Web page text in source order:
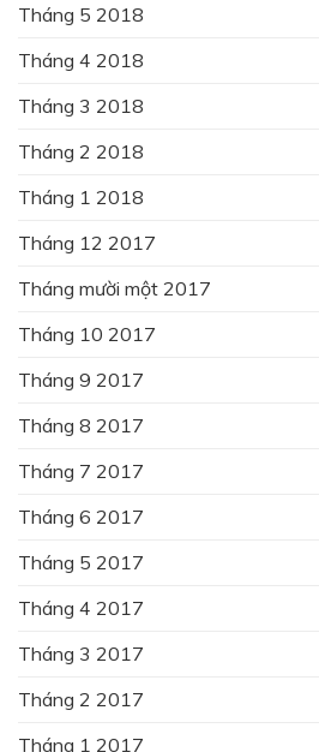
Tháng 5 2018
Tháng 4 2018
Tháng 3 2018
Tháng 2 2018
Tháng 1 2018
Tháng 12 2017
Tháng mười một 2017
Tháng 10 2017
Tháng 9 2017
Tháng 8 2017
Tháng 7 2017
Tháng 6 2017
Tháng 5 2017
Tháng 4 2017
Tháng 3 2017
Tháng 2 2017
Tháng 1 2017